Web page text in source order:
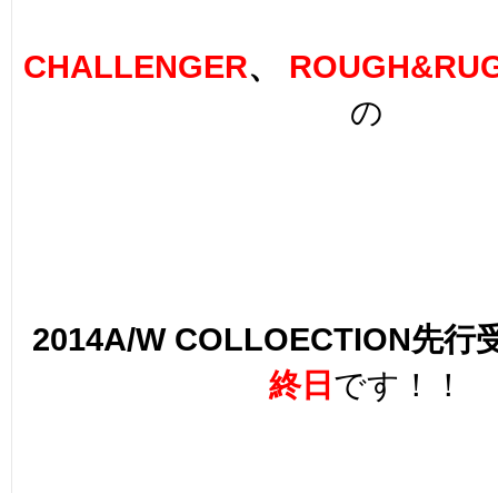
CHALLENGER、
の
2014A/W COLLOECTION先行
終日 です！！